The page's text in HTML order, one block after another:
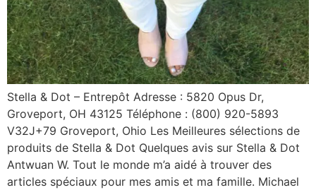
Stella & Dot – Entrepôt Adresse : 5820 Opus Dr,
Groveport, OH 43125 Téléphone : (800) 920-5893
V32J+79 Groveport, Ohio Les Meilleures sélections de
produits de Stella & Dot Quelques avis sur Stella & Dot
Antwuan W. Tout le monde m’a aidé à trouver des
articles spéciaux pour mes amis et ma famille. Michael